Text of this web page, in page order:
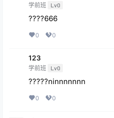
学前班 Lv0
????666
0 0
123
学前班 Lv0
?????ninnnnnnn
0 0